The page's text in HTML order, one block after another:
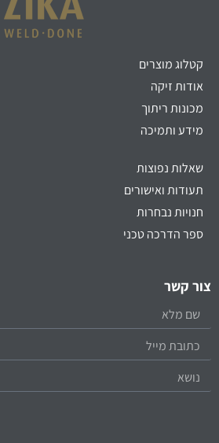
קטלוג מוצרים
אודות זיקה
מכונות ריתוך
מידע ותמיכה
שאלות נפוצות
תעודות ואישורים
חנויות נבחרות
ספר הדרכה טכני
צור קשר